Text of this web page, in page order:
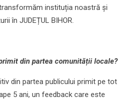
instituția noastră și
în JUDEȚUL BIHOR.
din partea comunității locale?
din partea publicului primit pe tot
5 ani, un feedback care este